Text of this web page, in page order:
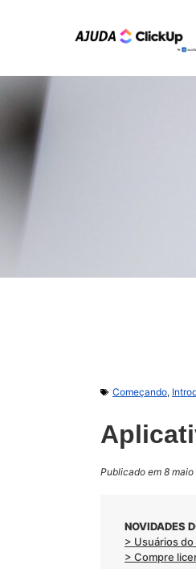
Começando,
Publicado em 8 maio
NOVIDADES
> Usuários
> Compre